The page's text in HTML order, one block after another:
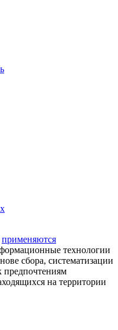
применяются
технологии
сбора, систематизации
предпочтениям
на территории